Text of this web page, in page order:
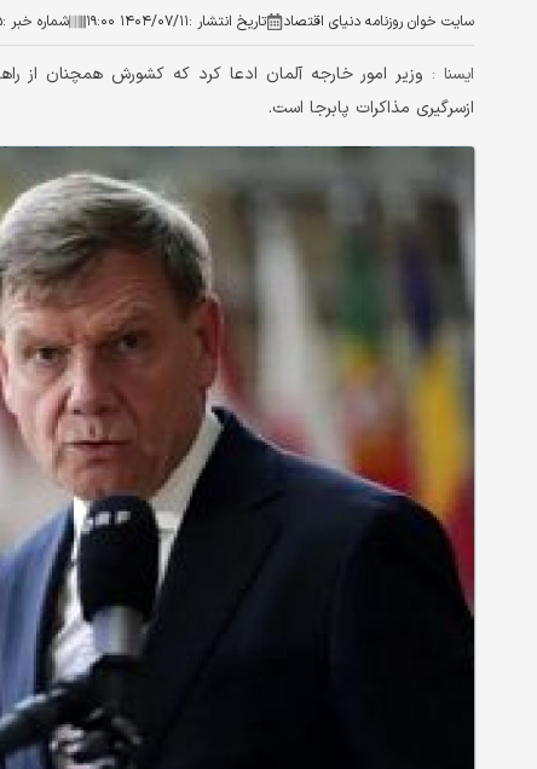
سایت خوان روزنامه دنیای اقتصاد تاریخ انتشار :۱۴۰۴/۰۷/۱۱ ۱۹:۰۰ شماره خبر :
ايسنا : وزیر امور خارجه آلمان ادعا کرد که کشورش همچنان از
ازسرگیری مذاکرات پابرجا است.